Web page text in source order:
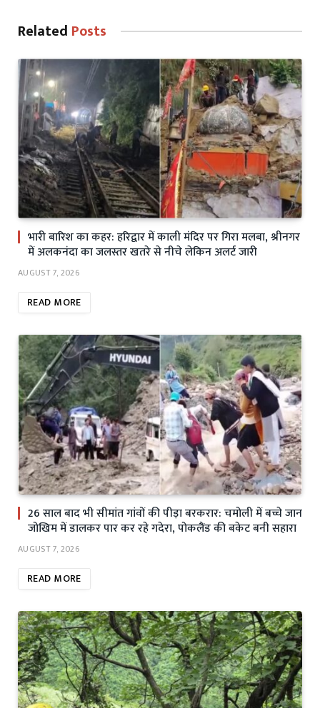
Related Posts
भारी बारिश का कहर: हरिद्वार में काली मंदिर पर गिरा मलबा, श्रीनगर
में अलकनंदा का जलस्तर खतरे से नीचे लेकिन अलर्ट जारी
AUGUST 7, 2026
READ MORE
26 साल बाद भी सीमांत गांवों की पीड़ा बरकरार: चमोली में बच्चे जान
जोखिम में डालकर पार कर रहे गदेरा, पोकलैंड की बकेट बनी सहारा
AUGUST 7, 2026
READ MORE